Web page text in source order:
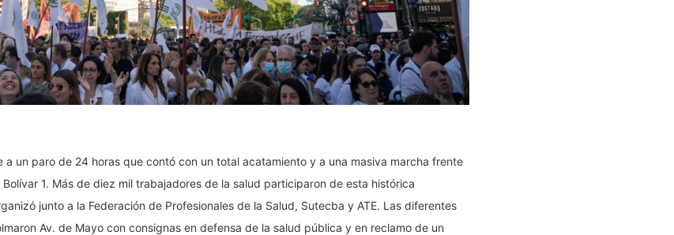
a un paro de 24 horas que contó con un total acatamiento y a una masiva marcha frente
1. Más de diez mil trabajadores de la salud participaron de esta histórica
junto a la Federación de Profesionales de la Salud, Sutecba y ATE. Las diferentes
Av. de Mayo con consignas en defensa de la salud pública y en reclamo de un